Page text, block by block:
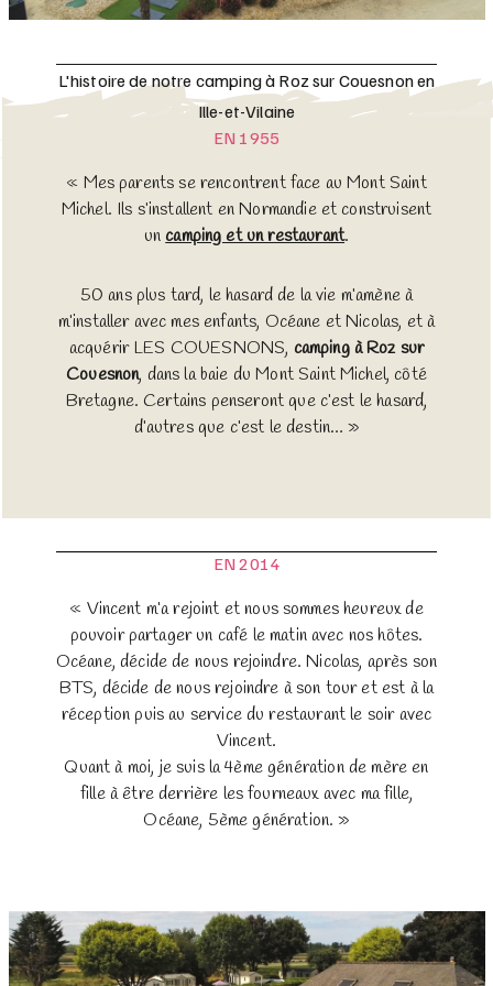
L'histoire de notre camping à Roz sur Couesnon en
Ille-et-Vilaine
EN 1955
« Mes parents se rencontrent face au Mont Saint
Michel. Ils s’installent en Normandie et construisent
un camping et un restaurant.
50 ans plus tard, le hasard de la vie m’amène à
m’installer avec mes enfants, Océane et Nicolas, et à
acquérir LES COUESNONS, camping à Roz sur
Couesnon, dans la baie du Mont Saint Michel, côté
Bretagne. Certains penseront que c’est le hasard,
d’autres que c’est le destin… »
EN 2014
« Vincent m’a rejoint et nous sommes heureux de
pouvoir partager un café le matin avec nos hôtes.
Océane, décide de nous rejoindre. Nicolas, après son
BTS, décide de nous rejoindre à son tour et est à la
réception puis au service du restaurant le soir avec
Vincent.
Quant à moi, je suis la 4ème génération de mère en
fille à être derrière les fourneaux avec ma fille,
Océane, 5ème génération. »